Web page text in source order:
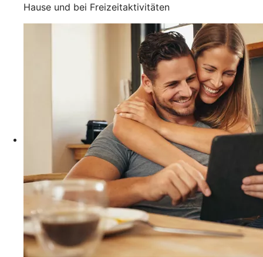
Hause und bei Freizeitaktivitäten